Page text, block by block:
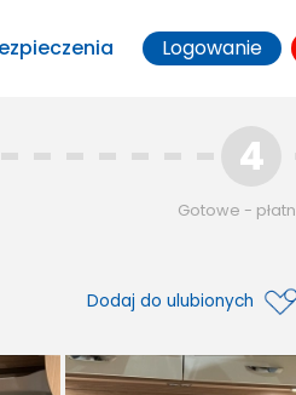
Logowanie
4
Gotowe -
Dodaj do ulubionych